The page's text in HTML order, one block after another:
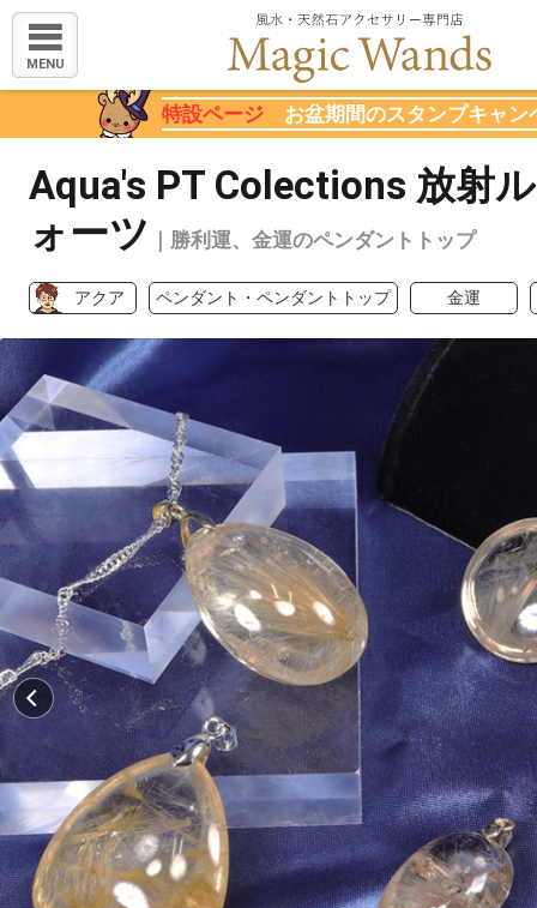
MENU
特設ページ お盆期間のスタンプキャン
Aqua's PT Colections 放射
ォーツ
｜勝利運、金運のペンダントトップ
アクア ペンダント・ペンダントトップ 金運